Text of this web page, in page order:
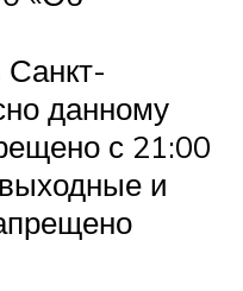
данному
с 21:00
и